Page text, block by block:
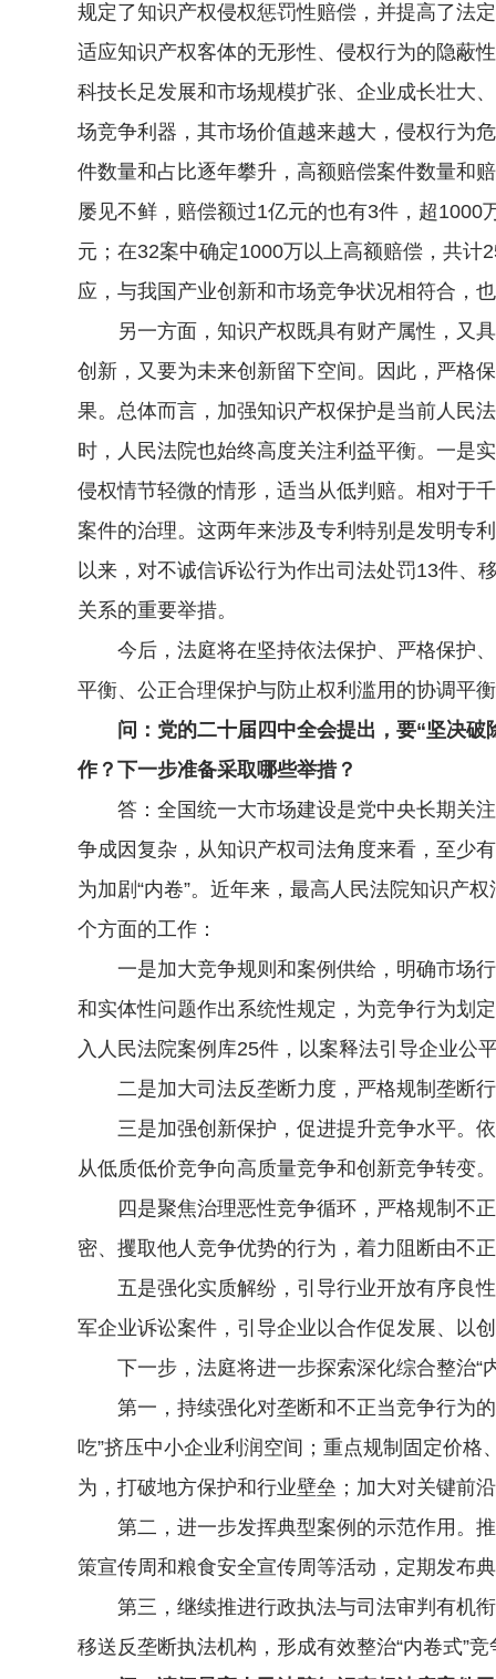
规定了知识产权侵权惩罚性赔偿，并提高了法
适应知识产权客体的无形性、侵权行为的隐蔽
科技长足发展和市场规模扩张、企业成长壮大
场竞争利器，其市场价值越来越大，侵权行为
件数量和占比逐年攀升，高额赔偿案件数量和
屡见不鲜，赔偿额过1亿元的也有3件，超
元；在32案中确定1000万以上高额赔偿，共
应，与我国产业创新和市场竞争状况相符合，
另一方面，知识产权既具有财产属性，又具
创新，又要为未来创新留下空间。因此，严格
果。总体而言，加强知识产权保护是当前人民
时，人民法院也始终高度关注利益平衡。一是
侵权情节轻微的情形，适当从低判赔。相对于
案件的治理。这两年来涉及专利特别是发明专
以来，对不诚信诉讼行为作出司法处罚13件、
关系的重要举措。
今后，法庭将在坚持依法保护、严格保护、
平衡、公正合理保护与防止权利滥用的协调平
问：党的二十届四中全会提出，要“坚决破除
作？下一步准备采取哪些举措？
答：全国统一大市场建设是党中央长期关注
争成因复杂，从知识产权司法角度来看，至少
为加剧“内卷”。近年来，最高人民法院知识产
个方面的工作：
一是加大竞争规则和案例供给，明确市场行
和实体性问题作出系统性规定，为竞争行为划
入人民法院案例库25件，以案释法引导企业公
二是加大司法反垄断力度，严格规制垄断行
三是加强创新保护，促进提升竞争水平。依
从低质低价竞争向高质量竞争和创新竞争转变。
四是聚焦治理恶性竞争循环，严格规制不正
密、攫取他人竞争优势的行为，着力阻断由不
五是强化实质解纷，引导行业开放有序良性
军企业诉讼案件，引导企业以合作促发展、以
下一步，法庭将进一步探索深化综合整治“
第一，持续强化对垄断和不正当竞争行为的
吃”挤压中小企业利润空间；重点规制固定价
为，打破地方保护和行业壁垒；加大对关键前
第二，进一步发挥典型案例的示范作用。推
策宣传周和粮食安全宣传周等活动，定期发布
第三，继续推进行政执法与司法审判有机衔
移送反垄断执法机构，形成有效整治“内卷式”